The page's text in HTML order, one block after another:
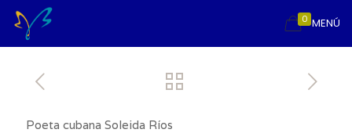
MENÚ
0
Poeta cubana Soleida Ríos